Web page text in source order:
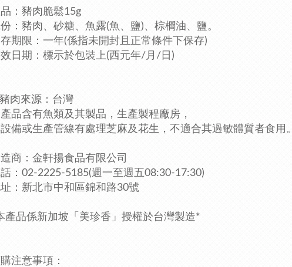
：豬肉脆鬆15g
： 豬肉、砂糖、魚露(魚、鹽)、棕櫚油、鹽。
期限： 一年(係指未開封且正常條件下保存)
日期：標示於包裝上(西元年/月/日)
肉來源：台灣
品含有魚類及其製品 ，生產製程廠房，
備或生產管線有處理芝麻及花生 ，不適合其過敏體質者食用。
商：金軒揚食品有限公司
：02-2225-5185(週一至週五08:30-17:30)
：新北市中和區錦和路30號
產品係新加坡「美珍香」授權於台灣製造*
注意事項：